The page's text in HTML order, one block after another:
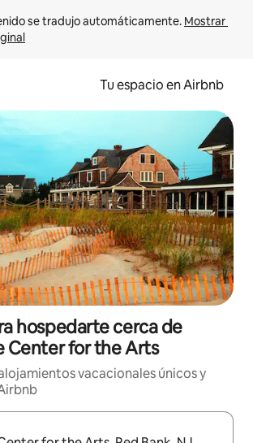
se tradujo automáticamente. Mostrar
Tu espacio en Airbnb
hospedarte cerca de
Center for the Arts
vacacionales únicos y